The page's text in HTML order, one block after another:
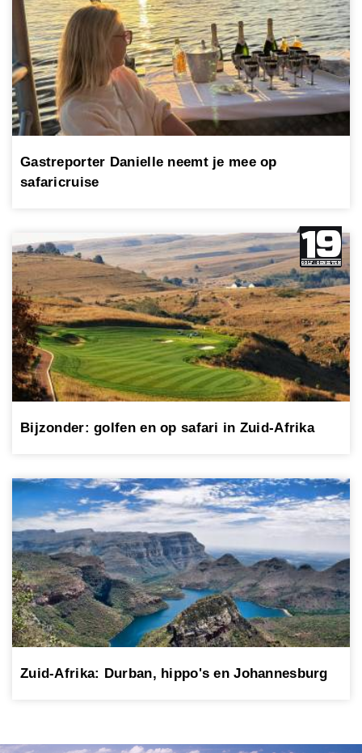
Gastreporter Danielle neemt je mee op
safaricruise
Bijzonder: golfen en op safari in Zuid-Afrika
Zuid-Afrika: Durban, hippo's en Johannesburg